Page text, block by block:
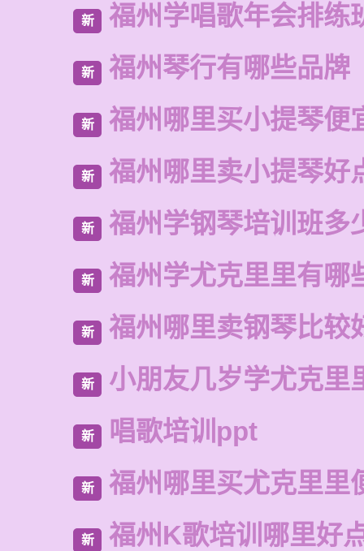
新 福州学唱歌年会排练
新 福州琴行有哪些品牌
新 福州哪里买小提琴便
新 福州哪里卖小提琴好
新 福州学钢琴培训班多
新 福州学尤克里里有哪
新 福州哪里卖钢琴比较
新 小朋友几岁学尤克里
新 唱歌培训ppt
新 福州哪里买尤克里里
新 福州K歌培训哪里好